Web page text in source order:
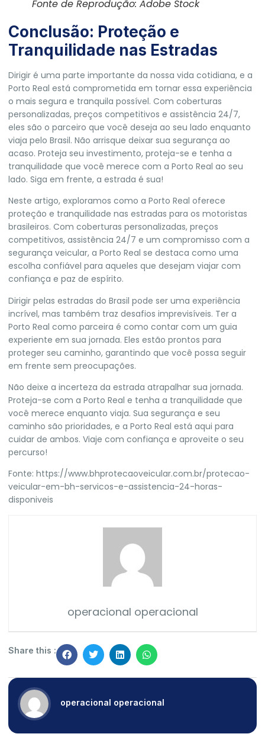
Fonte de Reprodução: Adobe Stock
Conclusão: Proteção e
Tranquilidade nas Estradas
Dirigir é uma parte importante da nossa vida cotidiana, e a
Porto Real está comprometida em tornar essa experiência
o mais segura e tranquila possível. Com coberturas
personalizadas, preços competitivos e assistência 24/7,
eles são o parceiro que você deseja ao seu lado enquanto
viaja pelo Brasil. Não arrisque deixar sua segurança ao
acaso. Proteja seu investimento, proteja-se e tenha a
tranquilidade que você merece com a Porto Real ao seu
lado. Siga em frente, a estrada é sua!
Neste artigo, exploramos como a Porto Real oferece
proteção e tranquilidade nas estradas para os motoristas
brasileiros. Com coberturas personalizadas, preços
competitivos, assistência 24/7 e um compromisso com a
segurança veicular, a Porto Real se destaca como uma
escolha confiável para aqueles que desejam viajar com
confiança e paz de espírito.
Dirigir pelas estradas do Brasil pode ser uma experiência
incrível, mas também traz desafios imprevisíveis. Ter a
Porto Real como parceira é como contar com um guia
experiente em sua jornada. Eles estão prontos para
proteger seu caminho, garantindo que você possa seguir
em frente sem preocupações.
Não deixe a incerteza da estrada atrapalhar sua jornada.
Proteja-se com a Porto Real e tenha a tranquilidade que
você merece enquanto viaja. Sua segurança e seu
caminho são prioridades, e a Porto Real está aqui para
cuidar de ambos. Viaje com confiança e aproveite o seu
percurso!
Fonte: https://www.bhprotecaoveicular.com.br/protecao-
veicular-em-bh-servicos-e-assistencia-24-horas-
disponiveis
operacional operacional
Share this :
operacional operacional